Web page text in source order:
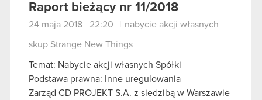
Raport bieżący nr 11/2018
24 maja 2018 22:20 nabycie akcji własnych
skup Strange New Things
Temat: Nabycie akcji własnych Spółki
Podstawa prawna: Inne uregulowania
Zarząd CD PROJEKT S.A. z siedzibą w Warszawie